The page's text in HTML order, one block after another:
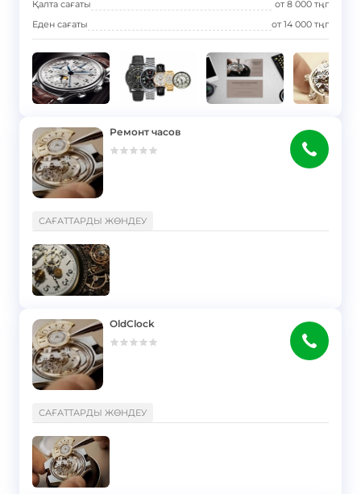
Қалта сағаты от8 000 тңг
Еден сағаты
от14 000 тңг
Ремонт часов
САҒАТТАРДЫ ЖӨНДЕУ
OldClock
САҒАТТАРДЫ ЖӨНДЕУ